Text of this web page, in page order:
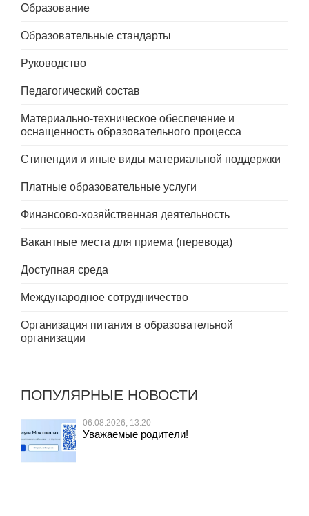
Образование
Образовательные стандарты
Руководство
Педагогический состав
Материально-техническое обеспечение и
оснащенность образовательного процесса
Стипендии и иные виды материальной поддержки
Платные образовательные услуги
Финансово-хозяйственная деятельность
Вакантные места для приема (перевода)
Доступная среда
Международное сотрудничество
Организация питания в образовательной
организации
ПОПУЛЯРНЫЕ НОВОСТИ
06.08.2026, 13:20
Уважаемые родители!